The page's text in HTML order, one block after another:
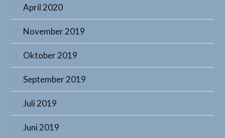
April 2020
November 2019
Oktober 2019
September 2019
Juli 2019
Juni 2019